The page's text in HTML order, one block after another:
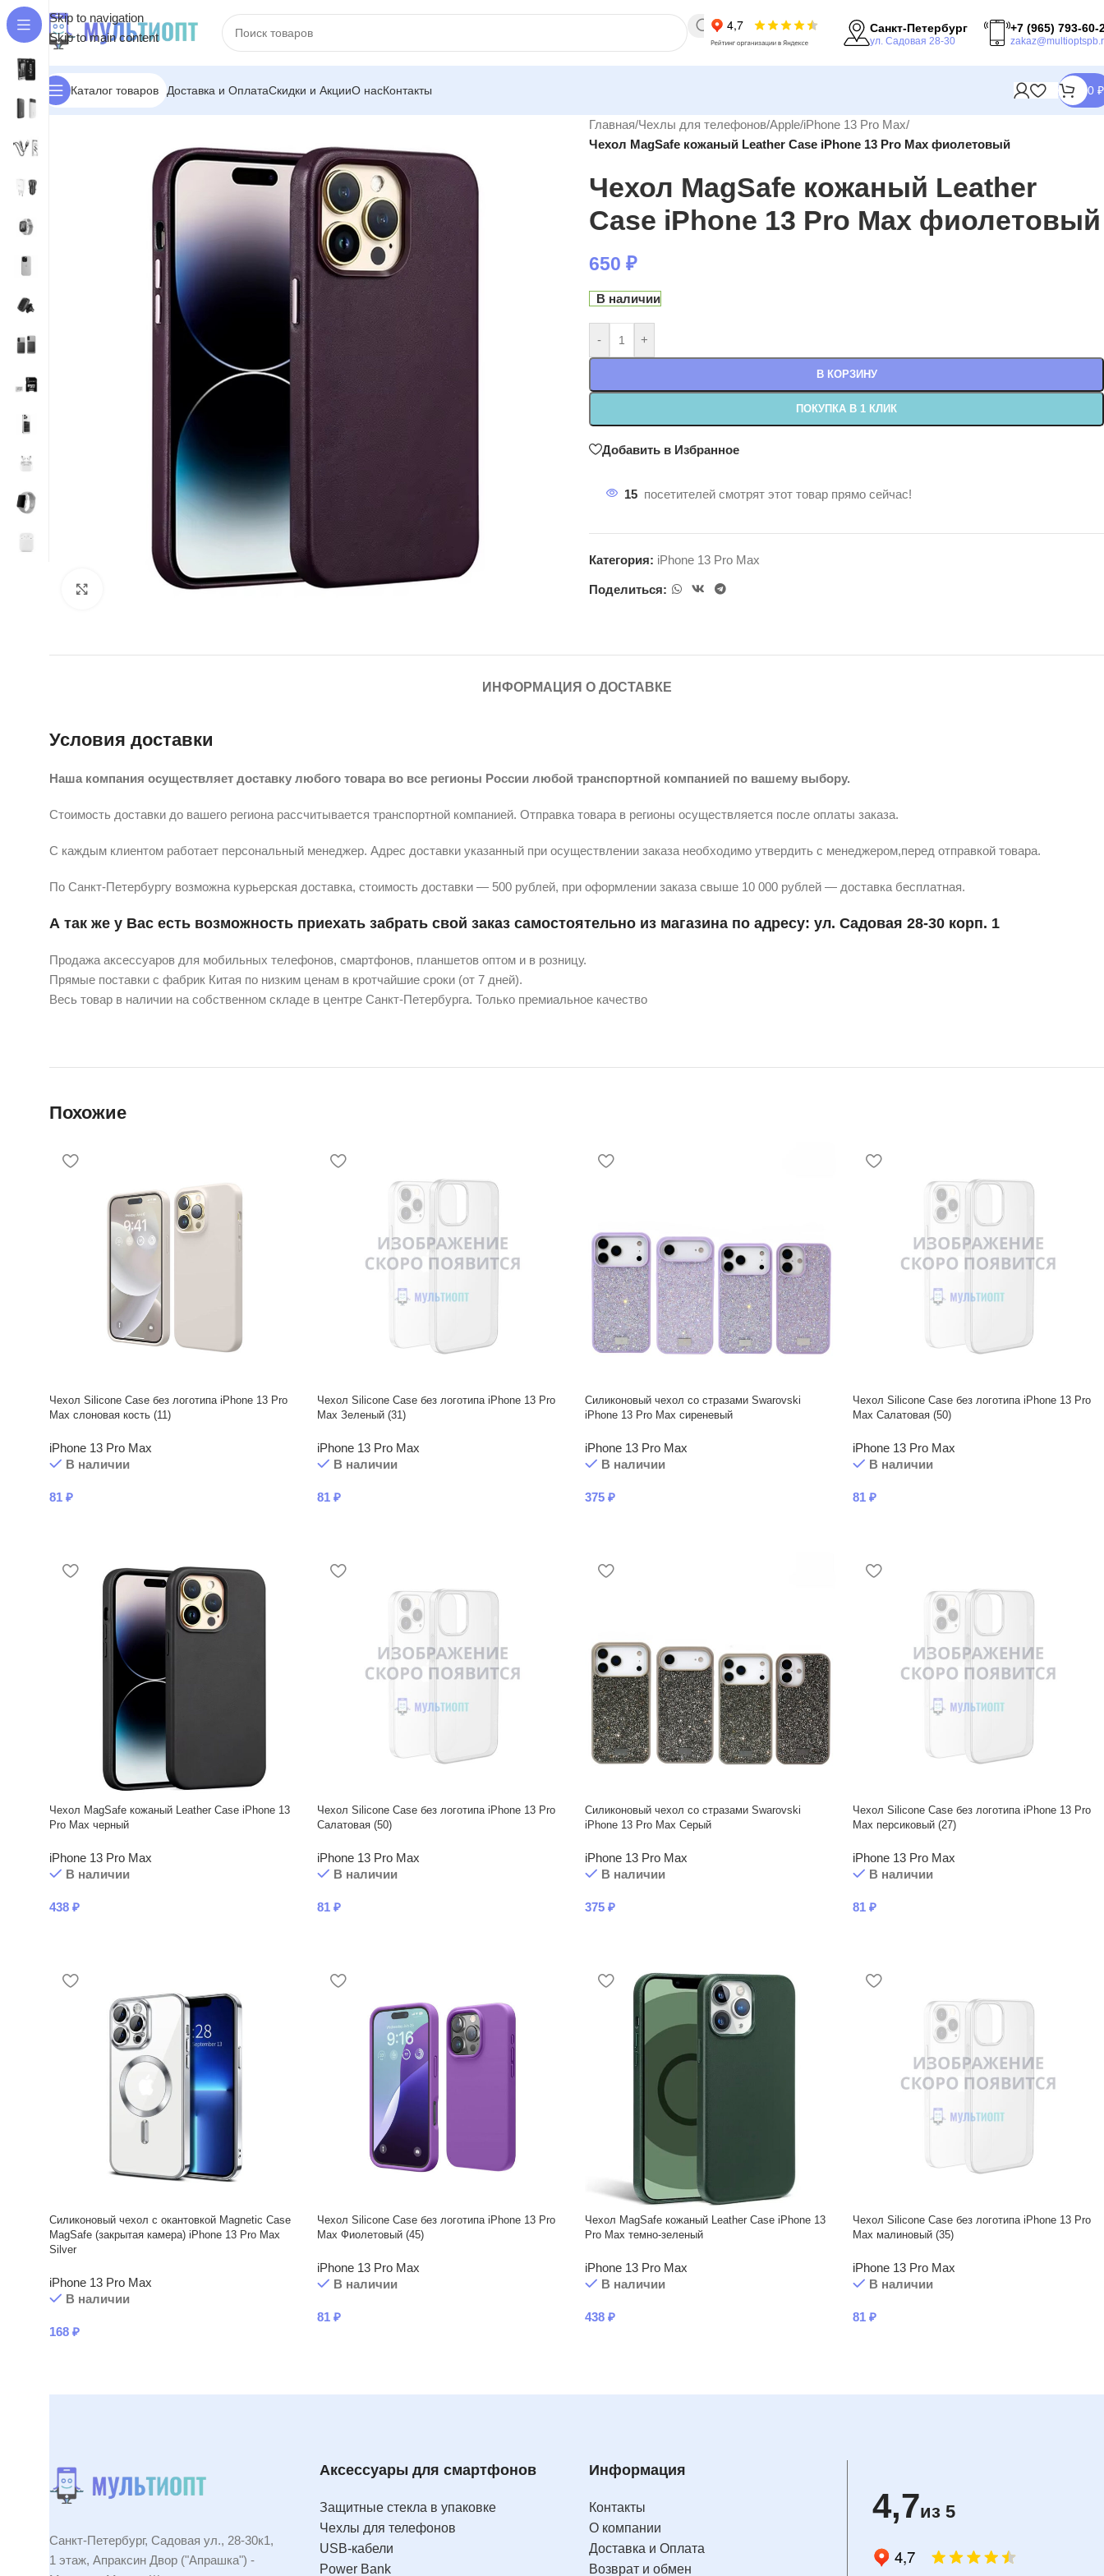
Skip to navigation
Skip to main content
Санкт-Петербург
ул. Садовая 28-30
+7 (965) 793-60-
Каталог товаров Доставка и ОплатаСкидки и АкцииО насКонтакты 0 ₽
Нажмите, чтобы увеличить
Главная/Чехлы для телефонов/Apple/iPhone 13 Pro Max/
Чехол MagSafe кожаный Leather Case iPhone 13 Pro Max фиолетовый
Чехол MagSafe кожаный Leather
Case iPhone 13 Pro Max фиолетовый
650 ₽
В наличии
- +
В КОРЗИНУ
ПОКУПКА В 1 КЛИК
Добавить в Избранное
15 посетителей смотрят этот товар прямо сейчас!
Категория: iPhone 13 Pro Max
Поделиться:
ИНФОРМАЦИЯ О ДОСТАВКЕ
Условия доставки
Наша компания осуществляет доставку любого товара во все регионы России любой транспортной компанией по вашему выбору.
Стоимость доставки до вашего региона рассчитывается транспортной компанией. Отправка товара в регионы осуществляется после оплаты заказа.
С каждым клиентом работает персональный менеджер. Адрес доставки указанный при осуществлении заказа необходимо утвердить с менеджером,перед отправкой товара.
По Санкт-Петербургу возможна курьерская доставка, стоимость доставки — 500 рублей, при оформлении заказа свыше 10 000 рублей — доставка бесплатная.
А так же у Вас есть возможность приехать забрать свой заказ самостоятельно из магазина по адресу: ул. Садовая 28-30 корп. 1
Продажа аксессуаров для мобильных телефонов, смартфонов, планшетов оптом и в розницу.
Прямые поставки с фабрик Китая по низким ценам в кротчайшие сроки (от 7 дней).
Весь товар в наличии на собственном складе в центре Санкт-Петербурга. Только премиальное качество
Похожие
Чехол Silicone Case без логотипа iPhone 13 Pro
Max слоновая кость (11)
iPhone 13 Pro Max
В наличии
81 ₽
Чехол Silicone Case без логотипа iPhone 13 Pro
Max Зеленый (31)
iPhone 13 Pro Max
В наличии
81 ₽
Силиконовый чехол со стразами Swarovski
iPhone 13 Pro Max сиреневый
iPhone 13 Pro Max
В наличии
375 ₽
Чехол Silicone Case без логотипа iPhone 13 Pro
Max Салатовая (50)
iPhone 13 Pro Max
В наличии
81 ₽
Чехол MagSafe кожаный Leather Case iPhone 13
Pro Max черный
iPhone 13 Pro Max
В наличии
438 ₽
Чехол Silicone Case без логотипа iPhone 13 Pro
Салатовая (50)
iPhone 13 Pro Max
В наличии
81 ₽
Силиконовый чехол со стразами Swarovski
iPhone 13 Pro Max Серый
iPhone 13 Pro Max
В наличии
375 ₽
Чехол Silicone Case без логотипа iPhone 13 Pro
Max персиковый (27)
iPhone 13 Pro Max
В наличии
81 ₽
Силиконовый чехол с окантовкой Magnetic Case
MagSafe (закрытая камера) iPhone 13 Pro Max
Silver
iPhone 13 Pro Max
В наличии
168 ₽
Чехол Silicone Case без логотипа iPhone 13 Pro
Max Фиолетовый (45)
iPhone 13 Pro Max
В наличии
81 ₽
Чехол MagSafe кожаный Leather Case iPhone 13
Pro Max темно-зеленый
iPhone 13 Pro Max
В наличии
438 ₽
Чехол Silicone Case без логотипа iPhone 13 Pro
Max малиновый (35)
iPhone 13 Pro Max
В наличии
81 ₽
Санкт-Петербург, Садовая ул., 28-30к1,
1 этаж, Апраксин Двор ("Апрашка") -
Аксессуары для смартфонов
Защитные стекла в упаковке
Чехлы для телефонов
USB-кабели
Power Bank
Информация
Контакты
О компании
Доставка и Оплата
Возврат и обмен
4,7из 5